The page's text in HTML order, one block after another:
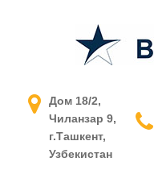
АСУ ТП в
Дом 18/2,
Чиланзар 9,
г.Ташкент,
Узбекистан